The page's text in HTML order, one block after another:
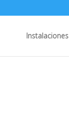
Instalaciones